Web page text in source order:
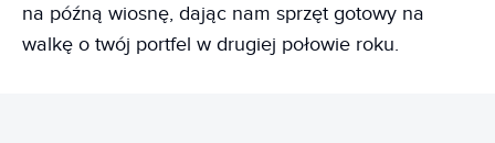
na późną wiosnę, dając nam sprzęt gotowy na
walkę o twój portfel w drugiej połowie roku.